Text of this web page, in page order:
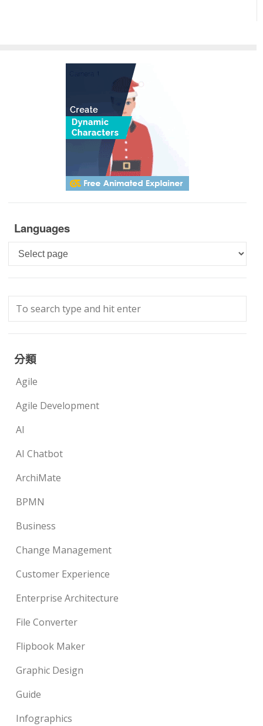
Languages
Languages
分類
Agile
Agile Development
AI
AI Chatbot
ArchiMate
BPMN
Business
Change Management
Customer Experience
Enterprise Architecture
File Converter
Flipbook Maker
Graphic Design
Guide
Infographics